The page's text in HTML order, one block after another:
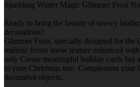
Sparkling Winter Magic Glimmer Frost
Ready to bring the beauty of snowy
decorations?
Glimmer Frost, specially designed for the
realistic frosty snow texture enhanced
only Create meaningful holiday cards but
to your Christmas tree. Complement your
decorative objects.